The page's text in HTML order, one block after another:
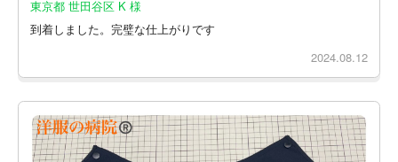
東京都 世田谷区 K 様
到着しました。完璧な仕上がりです
2024.08.12